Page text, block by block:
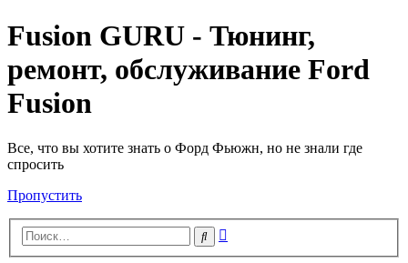
Fusion GURU - Тюнинг,
ремонт, обслуживание Ford
Fusion
Все, что вы хотите знать о Форд Фьюжн, но не знали где
спросить
Пропустить
Поиск